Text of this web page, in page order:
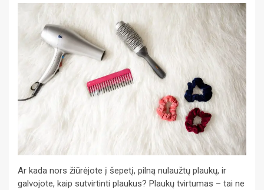
Ar kada nors žiūrėjote į šepetį, pilną nulaužtų plaukų, ir
galvojote, kaip sutvirtinti plaukus? Plaukų tvirtumas – tai ne